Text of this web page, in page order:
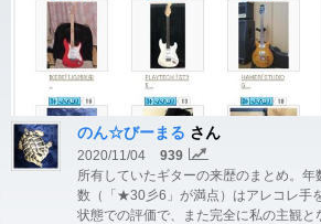
のん☆びーまる さん
2020/11/04
939
所有していたギターの来歴のまとめ。
数（「★30彡6」が満点）はアレコレ手
状態での評価で、また完全に私の主観